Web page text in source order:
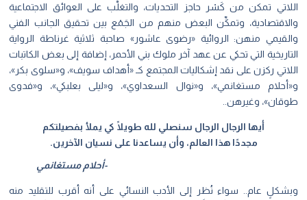
اللاتي تمكن من كَسْر حاجز التحديات، والتغلُّب على العوائق الاجتماعية
والاقتصادية، وتمكِّن البعض منهم من الجَمْع بين تحقيق الجانب الفني
والقيمي منهن: الروائية «رضوى عاشور» صاحبة ثلاثية غرناطة الرواية
التاريخية التي تحكي عن عهد آخر ملوك بني الأحمر، إضافة إلى بعض الكاتبات
اللاتي ركزن على نقد إشكاليات المجتمع كـ «أهداف سويف»، و«سلوى بكر»،
و«أحلام مستغانمي»، و«نوال السعداوي»، و«ليلى بعلبكي»، و«فدوى
طوقان»، وغيرهن..
أيها الرجال الرجال سنصلي لله طويلًا كي يملأ بفصيلتكم
مجددًا هذا العالم، وأن يساعدنا على نسيان الآخرين.
-أحلام مستغانمي
وبشكلٍ عام.. سواء نُظر إلى الأدب النسائي على أنه أقرب للتقليد منه